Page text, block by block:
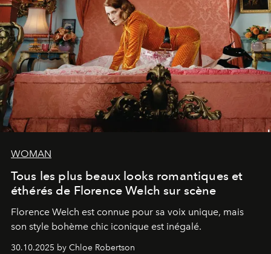
WOMAN
Tous les plus beaux looks romantiques et
éthérés de Florence Welch sur scène
Florence Welch est connue pour sa voix unique, mais
son style bohème chic iconique est inégalé.
30.10.2025 by Chloe Robertson